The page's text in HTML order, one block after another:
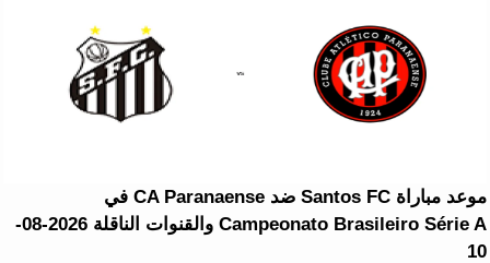
موعد مباراة Santos FC ضد CA Paranaense في
Campeonato Brasileiro Série A والقنوات الناقلة 2026-08-
10